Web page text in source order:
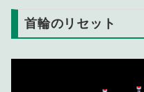
首輪のリセット